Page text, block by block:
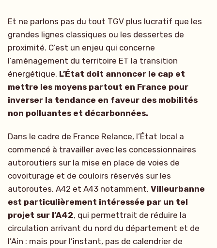
Et ne parlons pas du tout TGV plus lucratif que les
grandes lignes classiques ou les dessertes de
proximité. C’est un enjeu qui concerne
l’aménagement du territoire ET la transition
énergétique. L’État doit annoncer le cap et
mettre les moyens partout en France pour
inverser la tendance en faveur des mobilités
non polluantes et décarbonnées.
Dans le cadre de France Relance, l’État local a
commencé à travailler avec les concessionnaires
autoroutiers sur la mise en place de voies de
covoiturage et de couloirs réservés sur les
autoroutes, A42 et A43 notamment. Villeurbanne
est particulièrement intéressée par un tel
projet sur l’A42, qui permettrait de réduire la
circulation arrivant du nord du département et de
l’Ain : mais pour l’instant, pas de calendrier de